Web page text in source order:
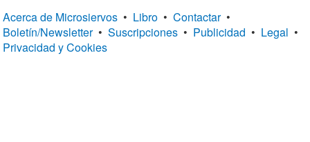
Acerca de Microsiervos • Libro • Contactar •
Boletín/Newsletter • Suscripciones • Publicidad • Legal •
Privacidad y Cookies